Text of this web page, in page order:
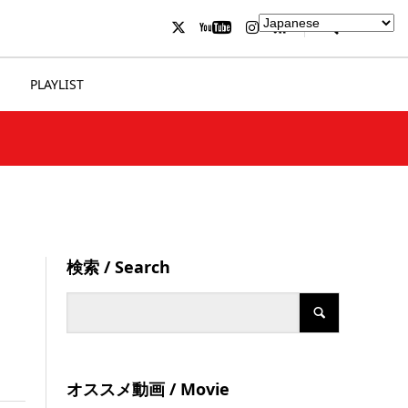
PLAYLIST
検索 / Search
オススメ動画 / Movie